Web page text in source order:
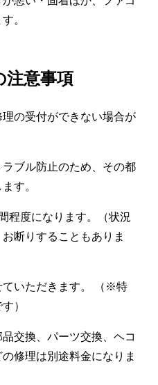
。
注意事項
の受付ができない場合が
ブル防止のため、その都
す。
程度になります。（状況
断りすることもありま
ていただきます。 （※特
）
交換、パーツ交換、ヘコ
修理は別途料金になりま